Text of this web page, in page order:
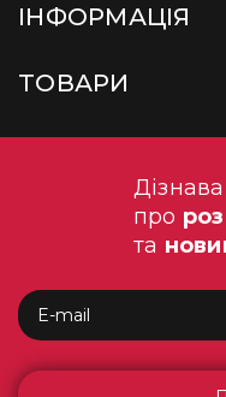
ІНФОРМАЦІЯ
ТОВАРИ
про
та